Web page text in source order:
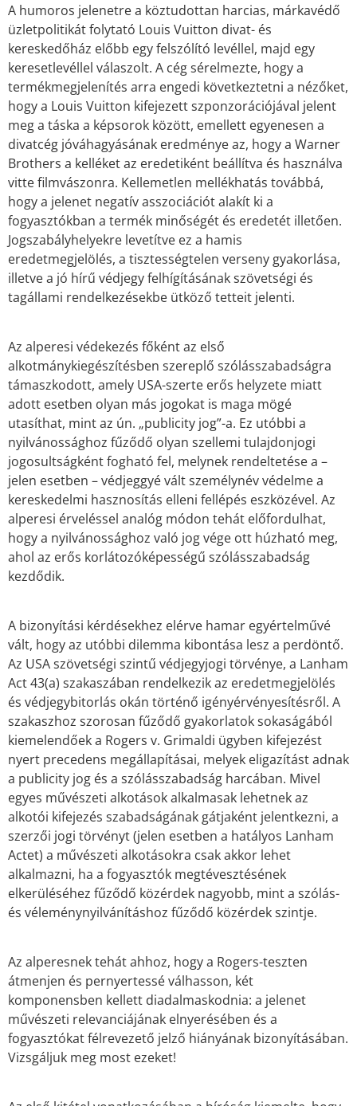
A humoros jelenetre a köztudottan harcias, márkavédő
üzletpolitikát folytató Louis Vuitton divat- és
kereskedőház előbb egy felszólító levéllel, majd egy
keresetlevéllel válaszolt. A cég sérelmezte, hogy a
termékmegjelenítés arra engedi következtetni a nézőket,
hogy a Louis Vuitton kifejezett szponzorációjával jelent
meg a táska a képsorok között, emellett egyenesen a
divatcég jóváhagyásának eredménye az, hogy a Warner
Brothers a kelléket az eredetiként beállítva és használva
vitte filmvászonra. Kellemetlen mellékhatás továbbá,
hogy a jelenet negatív asszociációt alakít ki a
fogyasztókban a termék minőségét és eredetét illetően.
Jogszabályhelyekre levetítve ez a hamis
eredetmegjelölés, a tisztességtelen verseny gyakorlása,
illetve a jó hírű védjegy felhígításának szövetségi és
tagállami rendelkezésekbe ütköző tetteit jelenti.
Az alperesi védekezés főként az első
alkotmánykiegészítésben szereplő szólásszabadságra
támaszkodott, amely USA-szerte erős helyzete miatt
adott esetben olyan más jogokat is maga mögé
utasíthat, mint az ún. „publicity jog”-a. Ez utóbbi a
nyilvánossághoz fűződő olyan szellemi tulajdonjogi
jogosultságként fogható fel, melynek rendeltetése a –
jelen esetben – védjeggyé vált személynév védelme a
kereskedelmi hasznosítás elleni fellépés eszközével. Az
alperesi érveléssel analóg módon tehát előfordulhat,
hogy a nyilvánossághoz való jog vége ott húzható meg,
ahol az erős korlátozóképességű szólásszabadság
kezdődik.
A bizonyítási kérdésekhez elérve hamar egyértelművé
vált, hogy az utóbbi dilemma kibontása lesz a perdöntő.
Az USA szövetségi szintű védjegyjogi törvénye, a Lanham
Act 43(a) szakaszában rendelkezik az eredetmegjelölés
és védjegybitorlás okán történő igényérvényesítésről. A
szakaszhoz szorosan fűződő gyakorlatok sokaságából
kiemelendőek a Rogers v. Grimaldi ügyben kifejezést
nyert precedens megállapításai, melyek eligazítást adnak
a publicity jog és a szólásszabadság harcában. Mivel
egyes művészeti alkotások alkalmasak lehetnek az
alkotói kifejezés szabadságának gátjaként jelentkezni, a
szerzői jogi törvényt (jelen esetben a hatályos Lanham
Actet) a művészeti alkotásokra csak akkor lehet
alkalmazni, ha a fogyasztók megtévesztésének
elkerüléséhez fűződő közérdek nagyobb, mint a szólás-
és véleménynyilvánításhoz fűződő közérdek szintje.
Az alperesnek tehát ahhoz, hogy a Rogers-teszten
átmenjen és pernyertessé válhasson, két
komponensben kellett diadalmaskodnia: a jelenet
művészeti relevanciájának elnyerésében és a
fogyasztókat félrevezető jelző hiányának bizonyításában.
Vizsgáljuk meg most ezeket!